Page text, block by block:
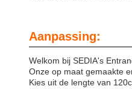
Aanpassing:
Welkom bij SEDIA's
Onze op maat gemaakte
Kies uit de lengte van